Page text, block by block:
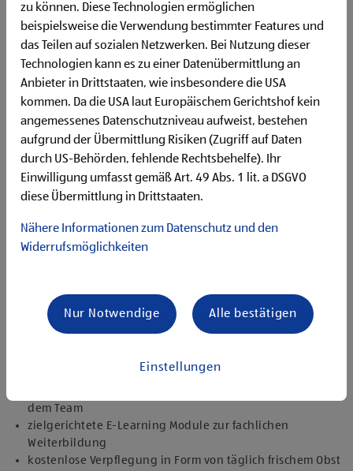
Qualifikationen, die ich mitbringe
abgeschlossene Ausbildung und Berufserfahrung von
Vorteil
Deutschgrundkenntnisse für die Kommunikation mit
unseren Kund:innen
Flexibilität für Früh- und Spätdienste (Montag bis
Samstag)
Begeisterung im Handel zu arbeiten und den
Unternehmenserfolg mitzugestalten
Freude an der Arbeit im Team für ein motiviertes
Miteinander
Bereitschaft zu körperlich anspruchsvollen Tätigkeiten
freundlich im Umgang mit Kund:innen für eine
zuverlässige und organisierte Arbeitsweise zur
Angebote, die mich überzeugen
attraktive Teilzeitoptionen
dem Team
zielgerichtete E-Learning Module zur fachlichen
Weiterbildung
kostenlose Verpflegung in Form von täglich frischem Obst
zu können. Diese Technologien ermöglichen
beispielsweise die Verwendung bestimmter Features und
das Teilen auf sozialen Netzwerken. Bei Nutzung dieser
Technologien kann es zu einer Datenübermittlung an
Anbieter in Drittstaaten, wie insbesondere die USA
kommen. Da die USA laut Europäischem Gerichtshof kein
angemessenes Datenschutzniveau aufweist, bestehen
aufgrund der Übermittlung Risiken (Zugriff auf Daten
durch US-Behörden, fehlende Rechtsbehelfe). Ihr
Einwilligung umfasst gemäß Art. 49 Abs. 1 lit. a DSGVO
diese Übermittlung in Drittstaaten.
Nähere Informationen zum Datenschutz und den
Widerrufsmöglichkeiten
Einstellungen
Nur Notwendige Alle bestätigen